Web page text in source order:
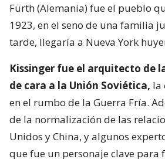
Fürth (Alemania) fue el pueblo
1923, en el seno de una familia
tarde, llegaría a Nueva York
Kissinger fue el arquitecto de
de cara a la Unión Soviética, la
en el rumbo de la Guerra Fría.
de la normalización de las
Unidos y China, y algunos
que fue un personaje clave para